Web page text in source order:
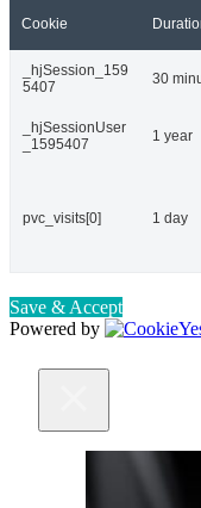
Cookie
_hjSession_159
5407
30
_hjSessionUser
_1595407
1 year
pvc_visits[0] 1 day
Save & Accept
Powered by